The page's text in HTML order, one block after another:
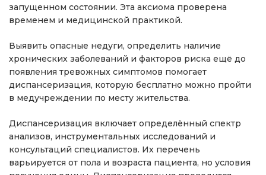
запущенном состоянии. Эта аксиома проверена
временем и медицинской практикой.
Выявить опасные недуги, определить наличие
хронических заболеваний и факторов риска ещё до
появления тревожных симптомов помогает
диспансеризация, которую бесплатно можно пройти
в медучреждении по месту жительства.
Диспансеризация включает определённый спектр
анализов, инструментальных исследований и
консультаций специалистов. Их перечень
варьируется от пола и возраста пациента, но условия